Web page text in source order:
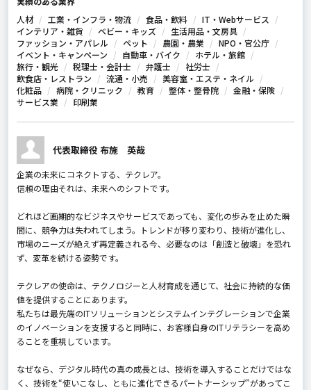
人材
工業・インフラ・物流 食品・飲料
IT・Webサービス
インテリア・雑貨
ベビー・キッズ
生活用品・文房具
ファッション・アパレル
ペット 農園・農業
NPO・官公庁
イベント・キャンペーン
自動車・バイク
ホテル・旅館
旅行・観光
税理士・会計士 弁護士
社労士
飲食店・レストラン
流通・小売
美容室・エステ・ネイル
化粧品
病院・クリニック 教育 整体・整骨院
金融・保険
サービス業
印刷業
代表取締役 布施 英哉
企業の未来にコネクトする、テクレア。
信頼の理由――それは、未来へのシフトです。
どれほど画期的なビジネスやサービスであっても、変化の歩みを止めた瞬
間に、競争力は失われてしまう。トレンドが移り変わり、技術が進化し、
市場のニーズが絶えず再定義される今、必要なのは「創造と破壊」を恐れ
ず、変革を続ける姿勢です。
テクレアの使命は、テクノロジーと人材育成を通じて、社会に持続的な価
値を提供することにあります。
私たちは最先端のITソリューションとシステムインテグレーションで企業
のイノベーションを支援すると同時に、お客様自身のITリテラシーを高め
ることを重視しています。
なぜなら、デジタル時代の真の成長とは、技術を導入することだけではな
く、技術を“使いこなし、ともに進化できるパートナーシップ”があってこ